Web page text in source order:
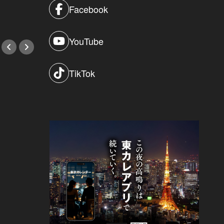
#小説
Facebook
YouTube
TikTok